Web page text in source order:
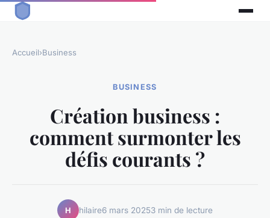
Accueil›Business
BUSINESS
Création business :
comment surmonter les
défis courants ?
H hilaire6 mars 20253 min de lecture